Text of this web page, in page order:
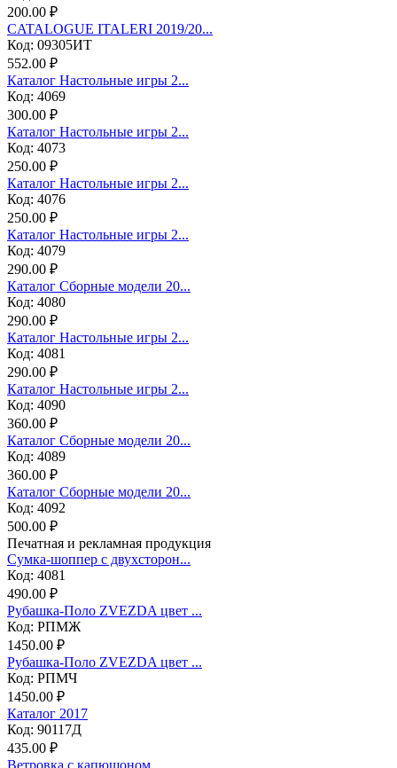
200.00 ₽
CATALOGUE ITALERI 2019/20...
Код: 09305ИТ
552.00 ₽
Каталог Настольные игры 2...
Код: 4069
300.00 ₽
Каталог Настольные игры 2...
Код: 4073
250.00 ₽
Каталог Настольные игры 2...
Код: 4076
250.00 ₽
Каталог Настольные игры 2...
Код: 4079
290.00 ₽
Каталог Сборные модели 20...
Код: 4080
290.00 ₽
Каталог Настольные игры 2...
Код: 4081
290.00 ₽
Каталог Настольные игры 2...
Код: 4090
360.00 ₽
Каталог Сборные модели 20...
Код: 4089
360.00 ₽
Каталог Сборные модели 20...
Код: 4092
500.00 ₽
Печатная и рекламная продукция
Сумка-шоппер с двухсторон...
Код: 4081
490.00 ₽
Рубашка-Поло ZVEZDA цвет ...
Код: РПМЖ
1450.00 ₽
Рубашка-Поло ZVEZDA цвет ...
Код: РПМЧ
1450.00 ₽
Каталог 2017
Код: 90117Д
435.00 ₽